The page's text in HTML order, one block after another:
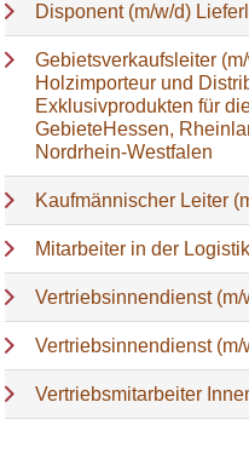
Disponent (m/w/d)
Gebietsverkaufsleiter
Holzimporteur und
Exklusivprodukten für
GebieteHessen,
Nordrhein-Westfalen
Kaufmännischer Leiter
Mitarbeiter in der
Vertriebsinnendienst (m/
Vertriebsinnendienst (m/
Vertriebsmitarbeiter